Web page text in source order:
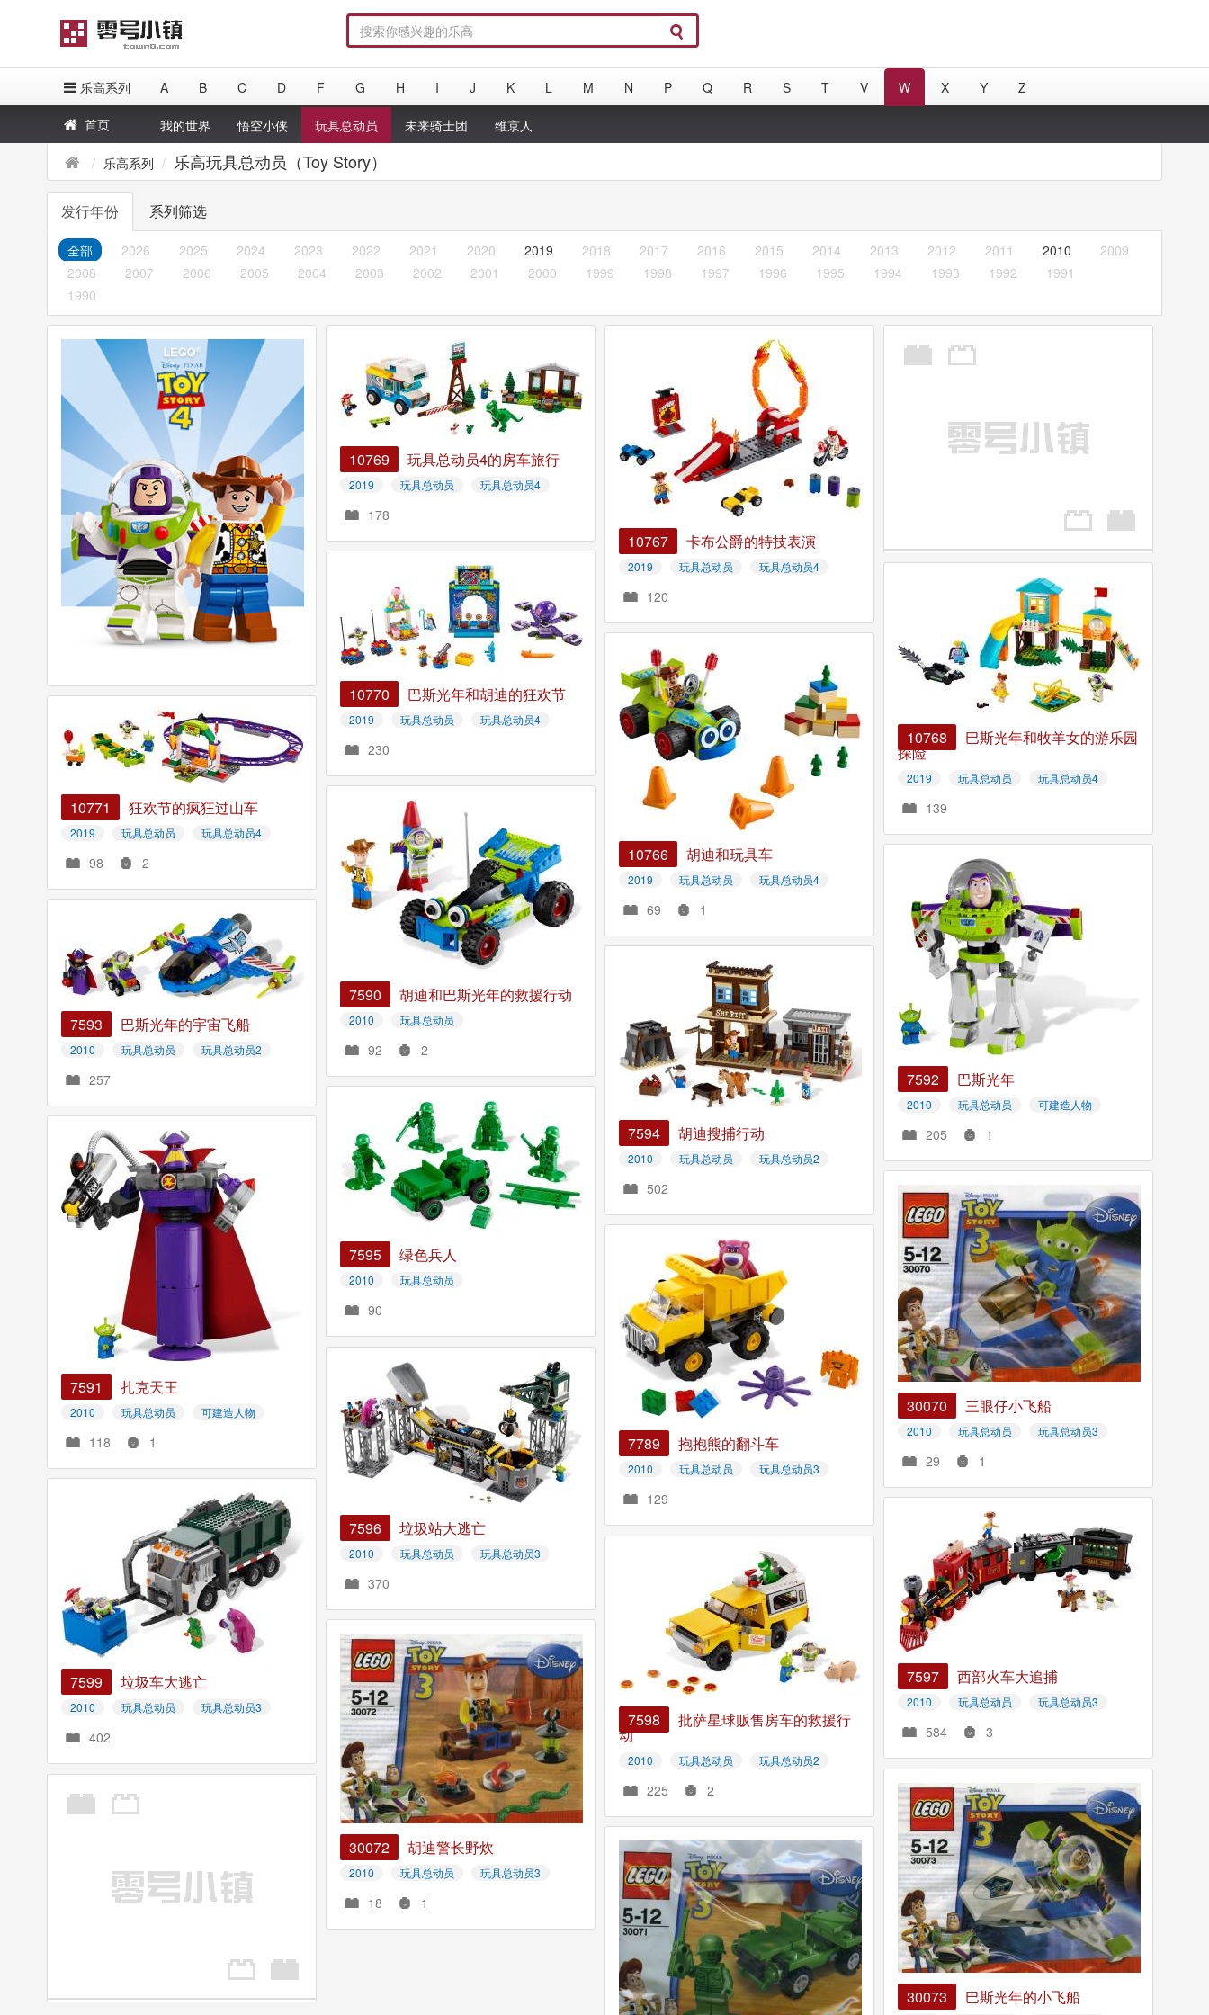
乐高系列 A B C D F G H I J K L M N P Q R S T V W X Y Z
首页 我的世界 悟空小侠 玩具总动员 未来骑士团 维京人
乐高系列 乐高玩具总动员（Toy Story）
发行年份 系列筛选
全部 2026 2025 2024 2023 2022 2021 2020 2019 2018 2017 2016 2015 2014 2013 2012 2011 2010
2009
2008
2007 2006 2005 2004 2003 2002 2001 2000 1999 1998 1997 1996 1995 1994 1993 1992
1991
1990
10769 玩具总动员4的房车旅行
2019 玩具总动员 玩具总动员4
178
10767 卡布公爵的特技表演
2019 玩具总动员 玩具总动员4
120
10770 巴斯光年和胡迪的狂欢节
2019 玩具总动员 玩具总动员4
230
10768 巴斯光年和牧羊女的游乐园
探险
2019 玩具总动员 玩具总动员4
139
10766 胡迪和玩具车
2019 玩具总动员 玩具总动员4
69 1
10771 狂欢节的疯狂过山车
2019 玩具总动员 玩具总动员4
98 2
7590 胡迪和巴斯光年的救援行动
2010 玩具总动员
92 2
7592 巴斯光年
2010 玩具总动员 可建造人物
205 1
7593 巴斯光年的宇宙飞船
2010 玩具总动员 玩具总动员2
257
7594 胡迪搜捕行动
2010 玩具总动员 玩具总动员2
502
7595 绿色兵人
2010 玩具总动员
90
7591 扎克天王
2010 玩具总动员 可建造人物
118 1
30070 三眼仔小飞船
2010 玩具总动员 玩具总动员3
29 1
7789 抱抱熊的翻斗车
2010 玩具总动员 玩具总动员3
129
7596 垃圾站大逃亡
2010 玩具总动员 玩具总动员3
370
7599 垃圾车大逃亡
2010 玩具总动员 玩具总动员3
402
7597 西部火车大追捕
2010 玩具总动员 玩具总动员3
584 3
7598 批萨星球贩售房车的救援行
动
2010 玩具总动员 玩具总动员2
225 2
30072 胡迪警长野炊
2010 玩具总动员 玩具总动员3
18 1
30073 巴斯光年的小飞船